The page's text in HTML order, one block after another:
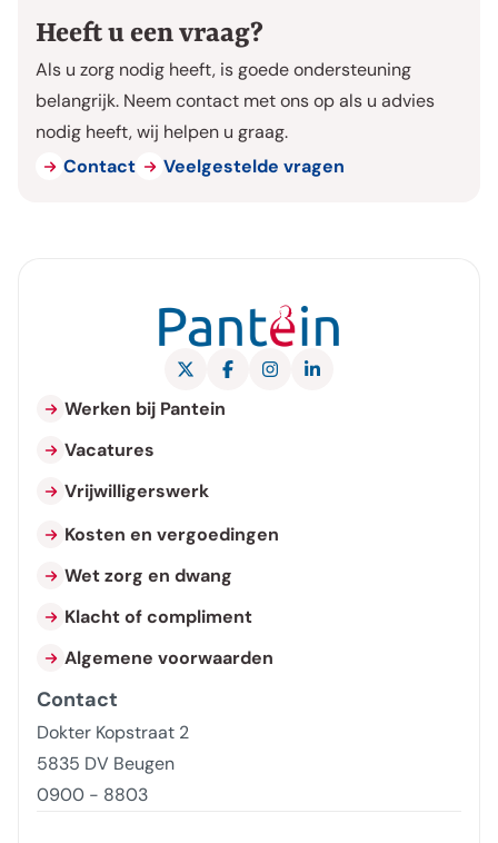
Heeft u een vraag?
Als u zorg nodig heeft, is goede ondersteuning
belangrijk. Neem contact met ons op als u advies
nodig heeft, wij helpen u graag.
Contact
Veelgestelde vragen
X Pantein Zorggroep
Facebook Pantein Zorggroep
Instagram Pantein
LinkedIn Pantein
Contact
Dokter Kopstraat 2
5835 DV Beugen
0900 - 8803
Werken bij Pantein
Vacatures
Vrijwilligerswerk
Kosten en vergoedingen
Wet zorg en dwang
Klacht of compliment
Algemene voorwaarden